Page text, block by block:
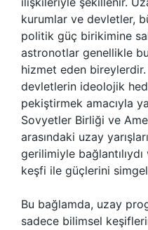
kurumlar ve devletler,
politik güç birikimine
astronotlar genellikle
hizmet eden
devletlerin ideolojik
pekiştirmek amacıyla
Sovyetler Birliği ve
arasındaki uzay
gerilimiyle
keşfi ile güçlerini
Bu bağlamda, uzay
sadece bilimsel